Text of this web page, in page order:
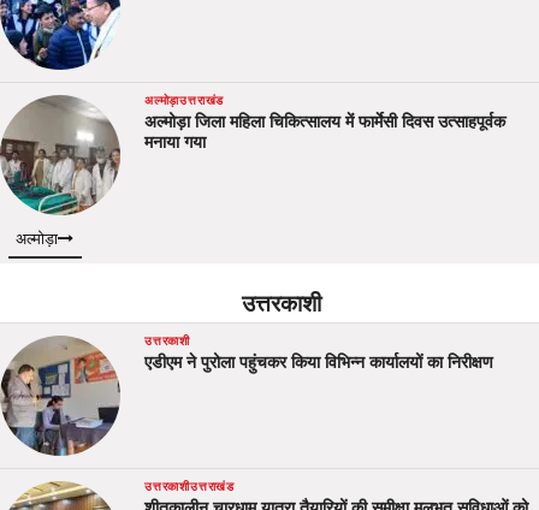
अल्मोड़ाउत्तराखंड
अल्मोड़ा जिला महिला चिकित्सालय में फार्मेसी दिवस उत्साहपूर्वक
मनाया गया
अल्मोड़ा
उत्तरकाशी
उत्तरकाशी
एडीएम ने पुरोला पहुंचकर किया विभिन्न कार्यालयों का निरीक्षण
उत्तरकाशीउत्तराखंड